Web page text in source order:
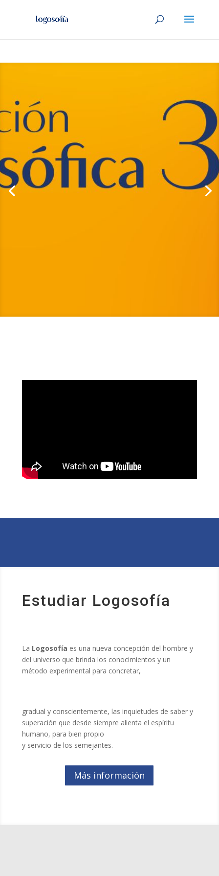
Estudiar Logosofía
La Logosofía es una nueva concepción del hombre y
del universo que brinda los conocimientos y un
método experimental para concretar,
gradual y conscientemente, las inquietudes de saber y
superación que desde siempre alienta el espíritu
humano, para bien propio
y servicio de los semejantes.
Más información